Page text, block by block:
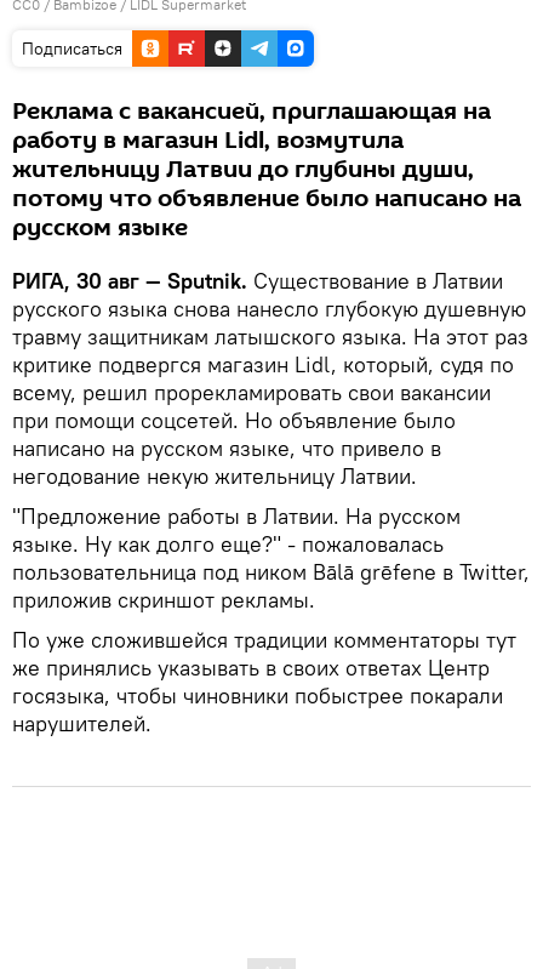
CC0 / Bambizoe / LIDL Supermarket
Подписаться
Реклама с вакансией, приглашающая на
работу в магазин Lidl, возмутила
жительницу Латвии до глубины души,
потому что объявление было написано на
русском языке
РИГА, 30 авг — Sputnik. Существование в Латвии
русского языка снова нанесло глубокую душевную
травму защитникам латышского языка. На этот раз
критике подвергся магазин Lidl, который, судя по
всему, решил прорекламировать свои вакансии
при помощи соцсетей. Но объявление было
написано на русском языке, что привело в
негодование некую жительницу Латвии.
"Предложение работы в Латвии. На русском
языке. Ну как долго еще?" - пожаловалась
пользовательница под ником Bālā grēfene в Twitter,
приложив скриншот рекламы.
По уже сложившейся традиции комментаторы тут
же принялись указывать в своих ответах Центр
госязыка, чтобы чиновники побыстрее покарали
нарушителей.